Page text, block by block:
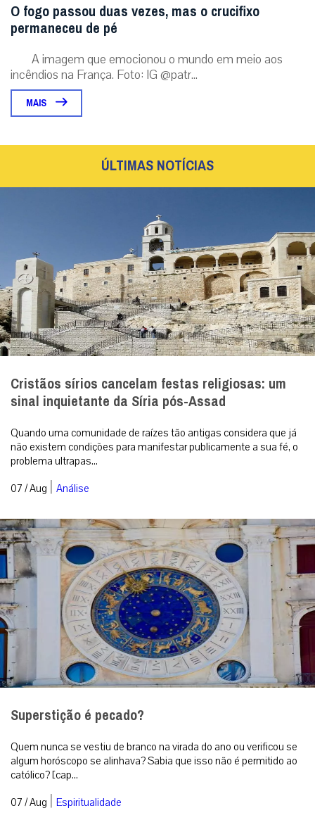
O fogo passou duas vezes, mas o crucifixo
permaneceu de pé
A imagem que emocionou o mundo em meio aos
incêndios na França. Foto: IG @patr...
MAIS
ÚLTIMAS NOTÍCIAS
Cristãos sírios cancelam festas religiosas: um
sinal inquietante da Síria pós-Assad
Quando uma comunidade de raízes tão antigas considera que já
não existem condições para manifestar publicamente a sua fé, o
problema ultrapas...
07 / Aug | Análise
Superstição é pecado?
Quem nunca se vestiu de branco na virada do ano ou verificou se
algum horóscopo se alinhava? Sabia que isso não é permitido ao
católico? [cap...
07 / Aug | Espiritualidade